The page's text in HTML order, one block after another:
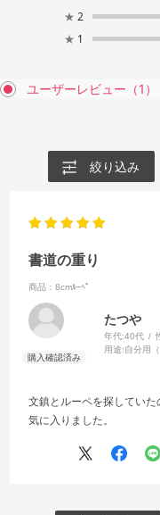
★ 2
★ 1
ユーザーレビュー （1）
絞り込み
書道の重り
商品：8cmﾙｰﾍﾟ
たつや
年代:40代
用途:自分用
文鎮とルーペを探していた
気に入りました。